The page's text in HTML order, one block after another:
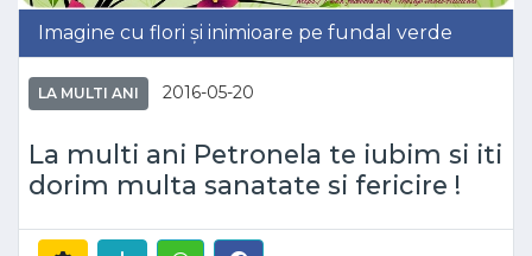
Imagine cu flori și inimioare pe fundal verde
LA MULTI ANI 2016-05-20
La multi ani Petronela te iubim si iti
dorim multa sanatate si fericire !